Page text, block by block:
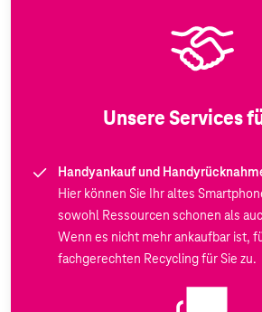
Unsere Services
Handyankauf und
Hier können Sie Ihr altes
sowohl Ressourcen schonen als
Wenn es nicht mehr ankaufbar ist,
fachgerechten Recycling für Sie zu.